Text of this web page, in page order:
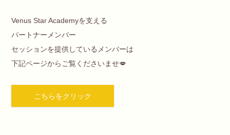
Venus Star Academyを支える
パートナーメンバー
セッションを提供しているメンバーは
下記ページからご覧くださいませ💋
こちらをクリック